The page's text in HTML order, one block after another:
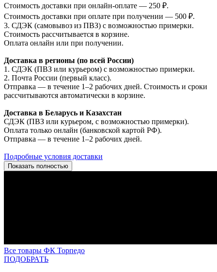
Стоимость доставки при онлайн-оплате — 250 ₽.
Стоимость доставки при оплате при получении — 500 ₽.
3. СДЭК (самовывоз из ПВЗ) с возможностью примерки.
Стоимость рассчитывается в корзине.
Оплата онлайн или при получении.
Доставка в регионы (по всей России)
1. СДЭК (ПВЗ или курьером) с возможностью примерки.
2. Почта России (первый класс).
Отправка — в течение 1–2 рабочих дней. Стоимость и сроки
рассчитываются автоматически в корзине.
Доставка в Беларусь и Казахстан
СДЭК (ПВЗ или курьером, с возможностью примерки).
Оплата только онлайн (банковской картой РФ).
Отправка — в течение 1–2 рабочих дней.
Подробные условия доставки
Показать полностью
Все товары ФК Торпедо
ПОДОБРАТЬ